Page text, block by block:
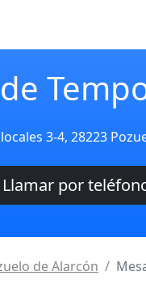
3-4, 28223
por
de Alarcón